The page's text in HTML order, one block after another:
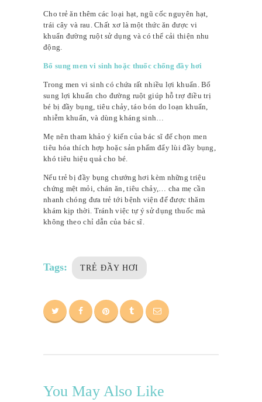
Cho trẻ ăn thêm các loại hạt, ngũ cốc nguyên hạt,
trái cây và rau. Chất xơ là một thức ăn được vi
khuẩn đường ruột sử dụng và có thể cải thiện nhu
động.
Bổ sung men vi sinh hoặc thuốc chống đầy hơi
Trong men vi sinh có chứa rất nhiều lợi khuẩn. Bổ
sung lợi khuẩn cho đường ruột giúp hỗ trợ điều trị
bé bị đầy bụng, tiêu chảy, táo bón do loạn khuẩn,
nhiễm khuẩn, và dùng kháng sinh…
Mẹ nên tham khảo ý kiến của bác sĩ để chọn men
tiêu hóa thích hợp hoặc sản phẩm đẩy lùi đầy bụng,
khó tiêu hiệu quả cho bé.
Nếu trẻ bị đầy bụng chướng hơi kèm những triệu
chứng mệt mỏi, chán ăn, tiêu chảy,… cha mẹ cần
nhanh chóng đưa trẻ tới bệnh viện để được thăm
khám kịp thời. Tránh việc tự ý sử dụng thuốc mà
không theo chỉ dẫn của bác sĩ.
Tags: TRẺ ĐẦY HƠI
You May Also Like